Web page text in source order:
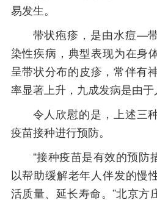
易发生。
带状疱疹，是由水痘—
染性疾病，典型表现为在身
呈带状分布的皮疹，常伴有
率显著上升，九成发病是由于
令人欣慰的是，上述三
疫苗接种进行预防。
“接种疫苗是有效的预防
以帮助缓解老年人伴发的慢
活质量、延长寿命。”北京方